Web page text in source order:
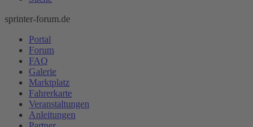
sprinter-forum.de
Portal
Forum
FAQ
Galerie
Marktplatz
Fahrerkarte
Veranstaltungen
Anleitungen